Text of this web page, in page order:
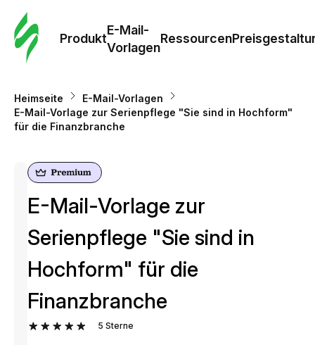
Produkt
E-Mail-
Vorlagen
Ressourcen
Heimseite
E-Mail-Vorlagen
E-Mail-Vorlage zur Serienpflege "Sie sind in Hochform"
für die Finanzbranche
E-Mail-Vorlage zur
Serienpflege "Sie sind in
Hochform" für die
Finanzbranche
5 Sterne